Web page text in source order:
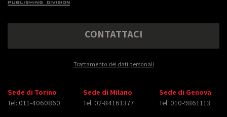
CONTATTACI
Trattamento dei dati personali
Sede di Torino
Tel: 011-4060860
Sede di Milano
Tel: 02-84161377
Sede di Genova
Tel: 010-9861113